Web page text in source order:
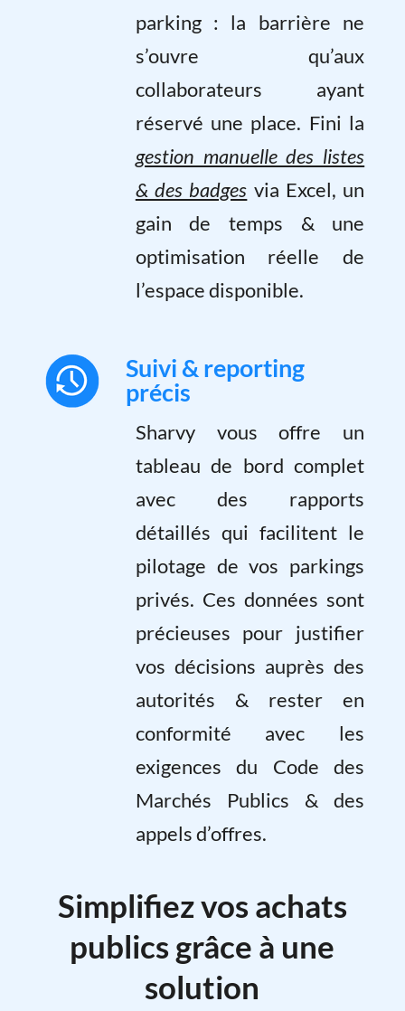
parking : la barrière ne
s’ouvre qu’aux
collaborateurs ayant
réservé une place. Fini la
gestion manuelle des listes
& des badges via Excel, un
gain de temps & une
optimisation réelle de
l’espace disponible.
Suivi & reporting
précis
Sharvy vous offre un
tableau de bord complet
avec des rapports
détaillés qui facilitent le
pilotage de vos parkings
privés. Ces données sont
précieuses pour justifier
vos décisions auprès des
autorités & rester en
conformité avec les
exigences du Code des
Marchés Publics & des
appels d’offres.
Simplifiez vos achats
publics grâce à une
solution